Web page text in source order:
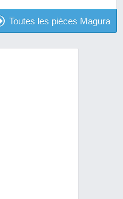
Toutes les pièces Magura